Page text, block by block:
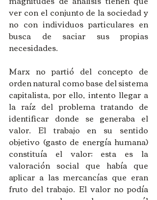
ver con el conjunto de la sociedad y
no con individuos particulares en
busca de saciar sus propias
necesidades.
Marx no partió del concepto de
orden natural como base del sistema
capitalista, por ello, intento llegar a
la raíz del problema tratando de
identificar donde se generaba el
valor. El trabajo en su sentido
objetivo (gasto de energía humana)
constituía el valor: esta es la
valoración social que había que
aplicar a las mercancías que eran
fruto del trabajo. El valor no podía